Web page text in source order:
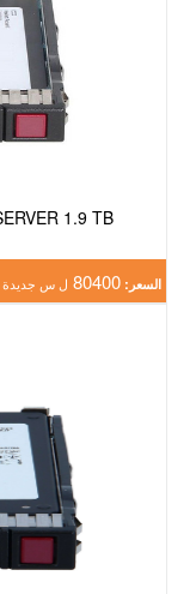
1.9 TB
السعر: 80400 ل س جديدة